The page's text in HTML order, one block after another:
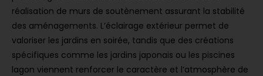
réalisation de murs de soutènement assurant la stabilité
des aménagements. L’éclairage extérieur permet de
valoriser les jardins en soirée, tandis que des créations
spécifiques comme les jardins japonais ou les piscines
lagon viennent renforcer le caractère et l’atmosphère de